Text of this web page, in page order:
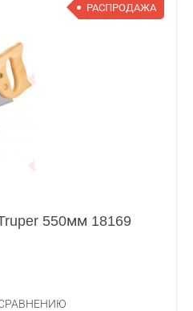
РАСПРОДАЖА
550мм 18169